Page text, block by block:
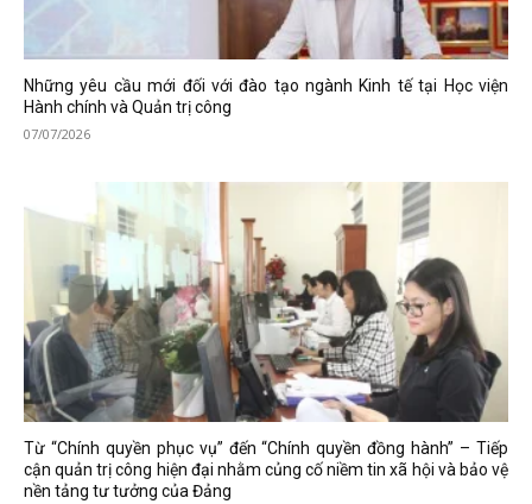
Những yêu cầu mới đối với đào tạo ngành Kinh tế tại Học viện
Hành chính và Quản trị công
07/07/2026
Từ “Chính quyền phục vụ” đến “Chính quyền đồng hành” – Tiếp
cận quản trị công hiện đại nhằm củng cố niềm tin xã hội và bảo vệ
nền tảng tư tưởng của Đảng